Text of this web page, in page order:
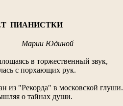
ПИАНИСТКИ
Марии Юдиной
в торжественный звук,
с порхающих рук.
из "Рекорда" в московской глуши.
о тайнах души.